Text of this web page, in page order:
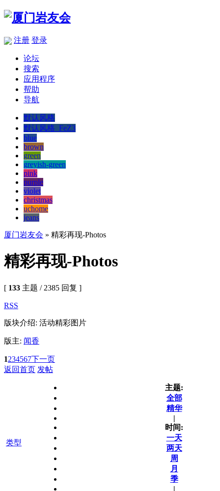
注册 登录
论坛
搜索
应用程序
帮助
导航
默认风格
默认风格_FeZ3
blue
brown
green
greyish-green
pink
purple
violet
christmas
uchome
jeans
厦门岩友会 » 精彩再现-Photos
精彩再现-Photos
[ 133 主题 / 2385 回复 ]
RSS
版块介绍: 活动精彩图片
版主: 闻香
1234567下一页
返回首页 发帖
类型
主题:
全部
精华
|
时间:
一天
两天
周
月
季
|